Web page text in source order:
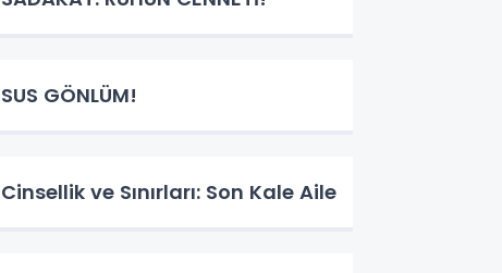
SUS GÖNLÜM!
Cinsellik ve Sınırları: Son Kale Aile